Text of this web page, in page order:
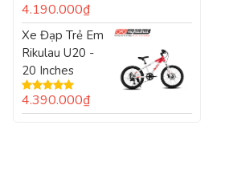
Được
xếp
hạng
5
sao
4.190.000₫
Xe Đạp Trẻ Em
Rikulau U20 -
20 Inches
Được xếp
hạng5.005
4.390.000₫